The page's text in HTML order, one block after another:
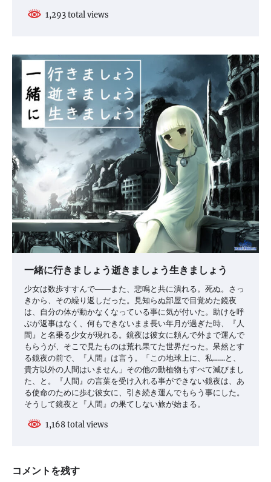
1,293 total views
一緒に行きましょう逝きましょう生きましょう
少女は数歩すすんで――また、悲鳴と共に潰れる。死ぬ。さっ
きから、その繰り返しだった。見知らぬ部屋で目覚めた鏡夜
は、自分の体が動かなくなっている事に気が付いた。助けを呼
ぶが返事はなく、何もできないまま長い年月が過ぎた時、『人
間』と名乗る少女が現れる。鏡夜は彼女に頼んで外まで運んで
もらうが、そこで見たものは荒れ果てた世界だった。呆然とす
る鏡夜の前で、『人間』は言う。「この地球上に、私……と、
貴方以外の人間はいません」その他の動植物もすべて滅びまし
た、と。『人間』の言葉を受け入れる事ができない鏡夜は、あ
る使命のために歩む彼女に、引き続き運んでもらう事にした。
そうして鏡夜と『人間』の果てしない旅が始まる。
1,168 total views
コメントを残す